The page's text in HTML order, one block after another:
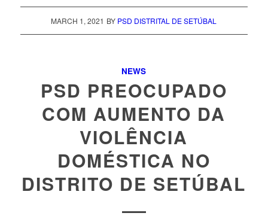
MARCH 1, 2021 BY PSD DISTRITAL DE SETÚBAL
NEWS
PSD PREOCUPADO
COM AUMENTO DA
VIOLÊNCIA
DOMÉSTICA NO
DISTRITO DE SETÚBAL